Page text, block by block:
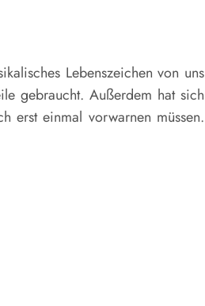
Lebenszeichen von uns
gebraucht. Außerdem hat sich
erst einmal vorwarnen müssen.